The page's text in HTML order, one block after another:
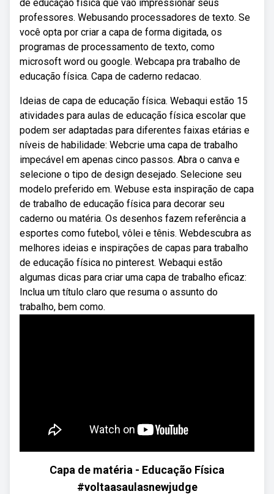
de educação física que vão impressionar seus
professores. Webusando processadores de texto. Se
você opta por criar a capa de forma digitada, os
programas de processamento de texto, como
microsoft word ou google. Webcapa pra trabalho de
educação física. Capa de caderno redacao.
Ideias de capa de educação física. Webaqui estão 15
atividades para aulas de educação física escolar que
podem ser adaptadas para diferentes faixas etárias e
níveis de habilidade: Webcrie uma capa de trabalho
impecável em apenas cinco passos. Abra o canva e
selecione o tipo de design desejado. Selecione seu
modelo preferido em. Webuse esta inspiração de capa
de trabalho de educação física para decorar seu
caderno ou matéria. Os desenhos fazem referência a
esportes como futebol, vôlei e tênis. Webdescubra as
melhores ideias e inspirações de capas para trabalho
de educação física no pinterest. Webaqui estão
algumas dicas para criar uma capa de trabalho eficaz:
Inclua um título claro que resuma o assunto do
trabalho, bem como.
Capa de matéria - Educação Física
#voltaasaulasnewjudge